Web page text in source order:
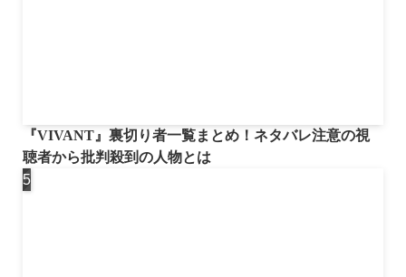
『VIVANT』裏切り者一覧まとめ！ネタバレ注意の視
聴者から批判殺到の人物とは